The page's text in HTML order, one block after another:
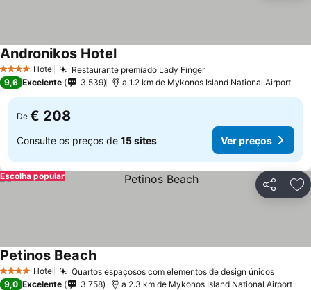
4 EstrelasHotel Restaurante premiado Lady Finger
Andronikos Hotel
9,6 Excelente 3.539 a 1.2 km de Mykonos Island National Airport
De € 208
Consulte os preços de 15 sites Ver preços
Partilhar
Escolha popular
4 EstrelasHotel Quartos espaçosos com elementos de design únicos
Petinos Beach
9,0 Excelente 3.758 a 2.3 km de Mykonos Island National Airport